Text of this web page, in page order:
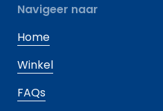
Navigeer naar
Home
Winkel
FAQs